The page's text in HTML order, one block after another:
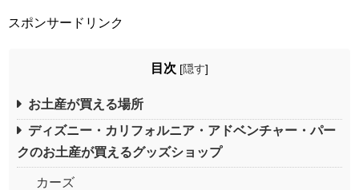
スポンサードリンク
目次 [隠す]
お土産が買える場所
ディズニー・カリフォルニア・アドベンチャー・パー
クのお土産が買えるグッズショップ
カーズ